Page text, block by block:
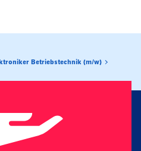
Betriebstechnik (m/w)